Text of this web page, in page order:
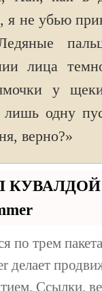
не убью
лица
у
лишь одну
верно?»
КУВАЛДОЙ
по трем
делает
Ссылки,